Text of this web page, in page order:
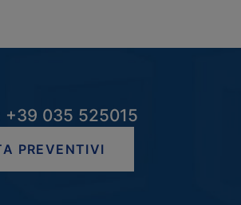
035 525015
PREVENTIVI